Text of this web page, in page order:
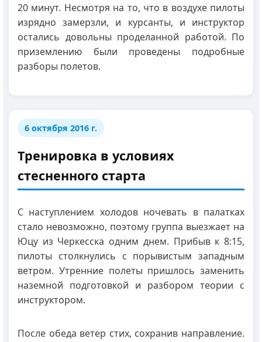
20 минут. Несмотря на то, что в воздухе пилоты
изрядно замерзли, и курсанты, и инструктор
остались довольны проделанной работой. По
приземлению были проведены подробные
разборы полетов.
6 октября 2016 г.
Тренировка в условиях
стесненного старта
С наступлением холодов ночевать в палатках
стало невозможно, поэтому группа выезжает на
Юцу из Черкесска одним днем. Прибыв к 8:15,
пилоты столкнулись с порывистым западным
ветром. Утренние полеты пришлось заменить
наземной подготовкой и разбором теории с
инструктором.
После обеда ветер стих, сохранив направление.